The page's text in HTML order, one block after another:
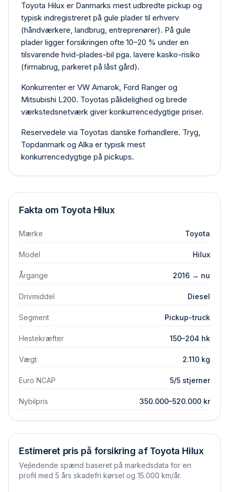
Toyota Hilux er Danmarks mest udbredte pickup og
typisk indregistreret på gule plader til erhverv
(håndværkere, landbrug, entreprenører). På gule
plader ligger forsikringen ofte 10–20 % under en
tilsvarende hvid-plades-bil pga. lavere kasko-risiko
(firmabrug, parkeret på låst gård).
Konkurrenter er VW Amarok, Ford Ranger og
Mitsubishi L200. Toyotas pålidelighed og brede
værkstedsnetværk giver konkurrencedygtige priser.
Reservedele via Toyotas danske forhandlere. Tryg,
Topdanmark og Alka er typisk mest
konkurrencedygtige på pickups.
Fakta om Toyota Hilux
Mærke Toyota
Model Hilux
Årgange 2016 → nu
Drivmiddel Diesel
Segment Pickup-truck
Hestekræfter 150–204 hk
Vægt 2.110 kg
Euro NCAP 5/5 stjerner
Nybilpris 350.000–520.000 kr
Estimeret pris på forsikring af Toyota Hilux
Vejledende spænd baseret på markedsdata for en
profil med 5 års skadefri kørsel og 15.000 km/år.